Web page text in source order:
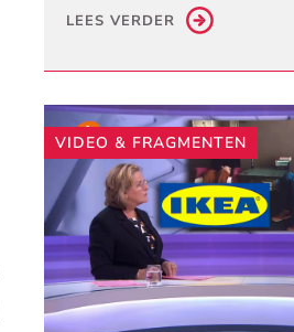
mailprogramma)
LEES VERDER
VIDEO & FRAGMENTEN